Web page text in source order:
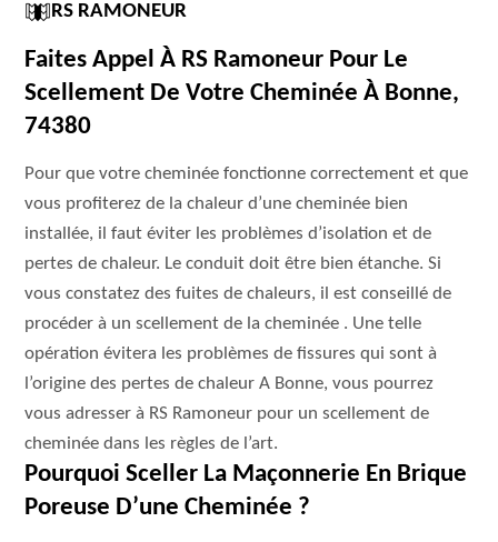
RS RAMONEUR
Faites Appel À RS Ramoneur Pour Le
Scellement De Votre Cheminée À Bonne,
74380
Pour que votre cheminée fonctionne correctement et que
vous profiterez de la chaleur d’une cheminée bien
installée, il faut éviter les problèmes d’isolation et de
pertes de chaleur. Le conduit doit être bien étanche. Si
vous constatez des fuites de chaleurs, il est conseillé de
procéder à un scellement de la cheminée . Une telle
opération évitera les problèmes de fissures qui sont à
l’origine des pertes de chaleur A Bonne, vous pourrez
vous adresser à RS Ramoneur pour un scellement de
cheminée dans les règles de l’art.
Pourquoi Sceller La Maçonnerie En Brique
Poreuse D’une Cheminée ?